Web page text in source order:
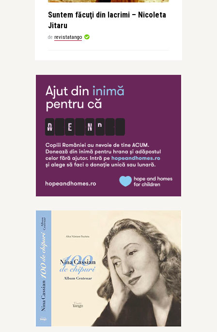
Suntem făcuţi din lacrimi – Nicoleta
Jitaru
de revistatango